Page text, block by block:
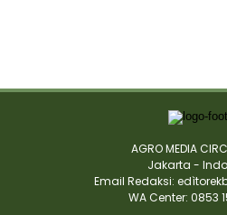
AGRO MEDIA
Jakarta -
Email Redaksi:
WA Center: 0853